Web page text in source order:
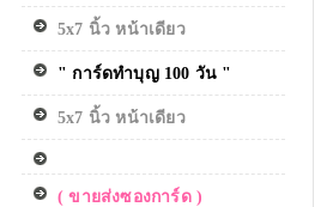
5x7 นิ้ว หน้าเดียว
" การ์ดทำบุญ 100 วัน "
5x7 นิ้ว หน้าเดียว
( ขายส่งซองการ์ด )